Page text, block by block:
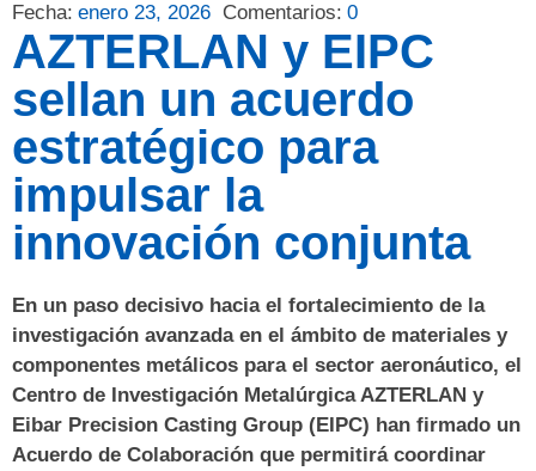
Fecha: enero 23, 2026 Comentarios: 0
AZTERLAN y EIPC
sellan un acuerdo
estratégico para
impulsar la
innovación conjunta
En un paso decisivo hacia el fortalecimiento de la
investigación avanzada en el ámbito de materiales y
componentes metálicos para el sector aeronáutico, el
Centro de Investigación Metalúrgica AZTERLAN y
Eibar Precision Casting Group (EIPC) han firmado un
Acuerdo de Colaboración que permitirá coordinar